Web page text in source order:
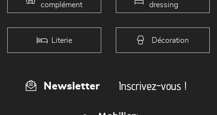
complément
dressing
Literie Décoration
Newsletter Inscrivez-vous !